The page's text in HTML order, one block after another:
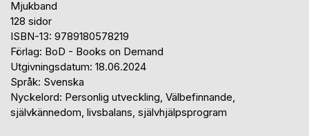
Mjukband
128 sidor
ISBN-13: 9789180578219
Förlag: BoD - Books on Demand
Utgivningsdatum: 18.06.2024
Språk: Svenska
Nyckelord: Personlig utveckling, Välbefinnande,
självkännedom, livsbalans, självhjälpsprogram